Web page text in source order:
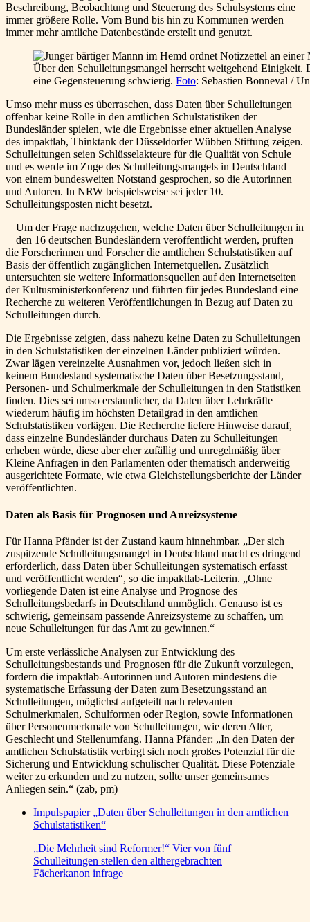
Beschreibung, Beobachtung und Steuerung des Schulsystems eine
immer größere Rolle. Vom Bund bis hin zu Kommunen werden
immer mehr amtliche Datenbestände erstellt und genutzt.
Über den Schulleitungsmangel herrscht weitgehend Einigkeit.
eine Gegensteuerung schwierig. Foto: Sebastien Bonneval /
Umso mehr muss es überraschen, dass Daten über Schulleitungen
offenbar keine Rolle in den amtlichen Schulstatistiken der
Bundesländer spielen, wie die Ergebnisse einer aktuellen Analyse
des impaktlab, Thinktank der Düsseldorfer Wübben Stiftung zeigen.
Schulleitungen seien Schlüsselakteure für die Qualität von Schule
und es werde im Zuge des Schulleitungsmangels in Deutschland
von einem bundesweiten Notstand gesprochen, so die Autorinnen
und Autoren. In NRW beispielsweise sei jeder 10.
Schulleitungsposten nicht besetzt.
Um der Frage nachzugehen, welche Daten über Schulleitungen in
den 16 deutschen Bundesländern veröffentlicht werden, prüften
die Forscherinnen und Forscher die amtlichen Schulstatistiken auf
Basis der öffentlich zugänglichen Internetquellen. Zusätzlich
untersuchten sie weitere Informationsquellen auf den Internetseiten
der Kultusministerkonferenz und führten für jedes Bundesland eine
Recherche zu weiteren Veröffentlichungen in Bezug auf Daten zu
Schulleitungen durch.
Die Ergebnisse zeigten, dass nahezu keine Daten zu Schulleitungen
in den Schulstatistiken der einzelnen Länder publiziert würden.
Zwar lägen vereinzelte Ausnahmen vor, jedoch ließen sich in
keinem Bundesland systematische Daten über Besetzungsstand,
Personen- und Schulmerkmale der Schulleitungen in den Statistiken
finden. Dies sei umso erstaunlicher, da Daten über Lehrkräfte
wiederum häufig im höchsten Detailgrad in den amtlichen
Schulstatistiken vorlägen. Die Recherche liefere Hinweise darauf,
dass einzelne Bundesländer durchaus Daten zu Schulleitungen
erheben würde, diese aber eher zufällig und unregelmäßig über
Kleine Anfragen in den Parlamenten oder thematisch anderweitig
ausgerichtete Formate, wie etwa Gleichstellungsberichte der Länder
veröffentlichten.
Daten als Basis für Prognosen und Anreizsysteme
Für Hanna Pfänder ist der Zustand kaum hinnehmbar. „Der sich
zuspitzende Schulleitungsmangel in Deutschland macht es dringend
erforderlich, dass Daten über Schulleitungen systematisch erfasst
und veröffentlicht werden“, so die impaktlab-Leiterin. „Ohne
vorliegende Daten ist eine Analyse und Prognose des
Schulleitungsbedarfs in Deutschland unmöglich. Genauso ist es
schwierig, gemeinsam passende Anreizsysteme zu schaffen, um
neue Schulleitungen für das Amt zu gewinnen.“
Um erste verlässliche Analysen zur Entwicklung des
Schulleitungsbestands und Prognosen für die Zukunft vorzulegen,
fordern die impaktlab-Autorinnen und Autoren mindestens die
systematische Erfassung der Daten zum Besetzungsstand an
Schulleitungen, möglichst aufgeteilt nach relevanten
Schulmerkmalen, Schulformen oder Region, sowie Informationen
über Personenmerkmale von Schulleitungen, wie deren Alter,
Geschlecht und Stellenumfang. Hanna Pfänder: „In den Daten der
amtlichen Schulstatistik verbirgt sich noch großes Potenzial für die
Sicherung und Entwicklung schulischer Qualität. Diese Potenziale
weiter zu erkunden und zu nutzen, sollte unser gemeinsames
Anliegen sein.“ (zab, pm)
Impulspapier „Daten über Schulleitungen in den amtlichen
Schulstatistiken“
„Die Mehrheit sind Reformer!“ Vier von fünf
Schulleitungen stellen den althergebrachten
Fächerkanon infrage